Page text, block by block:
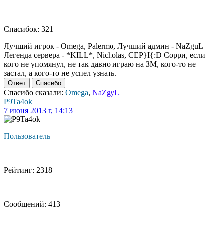
Спасибок: 321
Лучший игрок - Omega, Palermo, Лучший админ - NaZguL
Легенда сервера - *KILL*, Nicholas, CEP}I{:D Сорри, если
кого не упомянул, не так давно играю на ЗМ, кого-то не
застал, а кого-то не успел узнать.
Ответ Спасибо
Спасибо сказали: Omega, NaZgyL
P9Ta4ok
7 июня 2013 г, 14:13
Пользователь
Рейтинг: 2318
Сообщений: 413